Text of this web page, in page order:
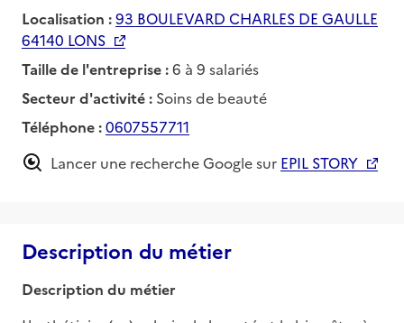
Localisation :93 BOULEVARD CHARLES DE GAULLE
64140 LONS
Taille de l'entreprise :6 à 9 salariés
Secteur d'activité : Soins de beauté
Téléphone :0607557711
Lancer une recherche Google sur EPIL STORY
Description du métier
Description du métier